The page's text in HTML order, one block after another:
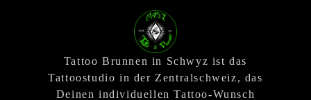
Tattoo Brunnen in Schwyz ist das
Tattoostudio in der Zentralschweiz, das
Deinen individuellen Tattoo-Wunsch